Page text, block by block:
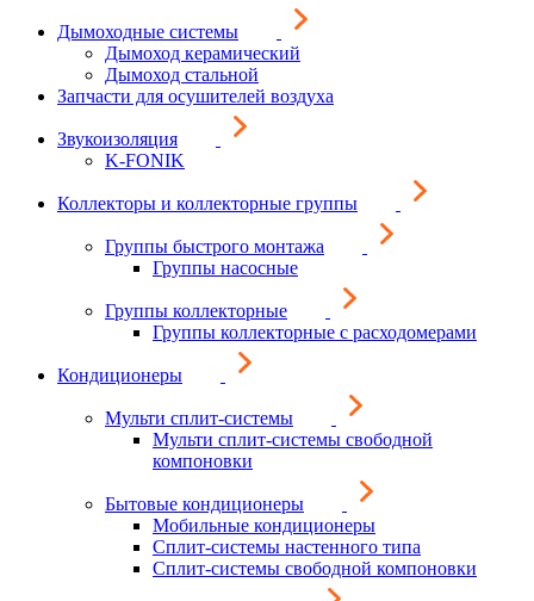
Дымоходные системы
Дымоход керамический
Дымоход стальной
Запчасти для осушителей воздуха
Звукоизоляция
K-FONIK
Коллекторы и коллекторные группы
Группы быстрого монтажа
Группы насосные
Группы коллекторные
Группы коллекторные с расходомерами
Кондиционеры
Мульти сплит-системы
Мульти сплит-системы свободной
компоновки
Бытовые кондиционеры
Мобильные кондиционеры
Сплит-системы настенного типа
Сплит-системы свободной компоновки